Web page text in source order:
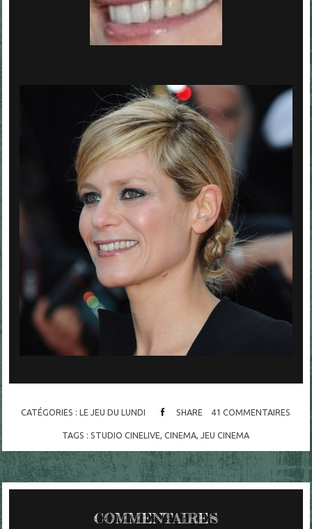
CATÉGORIES : LE JEU DU LUNDI SHARE 41 COMMENTAIRES
TAGS :STUDIO CINELIVE,CINEMA,JEU CINEMA
COMMENTAIRES